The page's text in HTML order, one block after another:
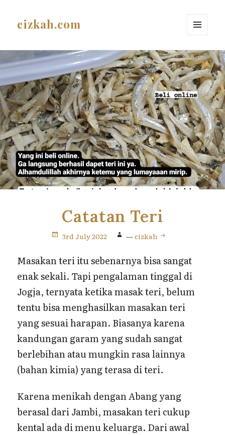
cizkah.com
WIDGETS
Catatan Teri
3rd July 2022 —cizkah
Masakan teri itu sebenarnya bisa sangat
enak sekali. Tapi pengalaman tinggal di
Jogja, ternyata ketika masak teri, belum
tentu bisa menghasilkan masakan teri
yang sesuai harapan. Biasanya karena
kandungan garam yang sudah sangat
berlebihan atau mungkin rasa lainnya
(bahan kimia) yang terasa di teri.
Karena menikah dengan Abang yang
berasal dari Jambi, masakan teri cukup
kental ada di menu keluarga. Dari awal